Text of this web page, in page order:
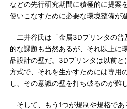
などの先行研究期間に積極的に提案
使いこなすために必要な環境整備が
二井谷氏は「金属3Dプリンタの普
的な課題も当然あるが、それ以上に
品設計の壁だ。3Dプリンタは以前と
方式で、それを生かすためには専用
し、その意識の壁を打ち破るのが難
そして、もう1つが規制や規格であ